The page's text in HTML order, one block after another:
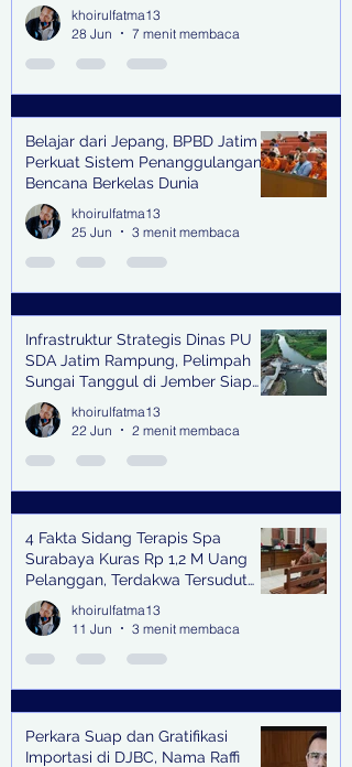
khoirulfatma13
28 Jun
7 menit membaca
Belajar dari Jepang, BPBD Jatim
Perkuat Sistem Penanggulangan
Bencana Berkelas Dunia
khoirulfatma13
25 Jun
3 menit membaca
Infrastruktur Strategis Dinas PU
SDA Jatim Rampung, Pelimpah
Sungai Tanggul di Jember Siap
Bangkitkan Swasembada Pangan
dan Pengendali Banjir
khoirulfatma13
22 Jun
2 menit membaca
4 Fakta Sidang Terapis Spa
Surabaya Kuras Rp 1,2 M Uang
Pelanggan, Terdakwa Tersudut
oleh Keterangan Saksi Kunci
khoirulfatma13
11 Jun
3 menit membaca
Perkara Suap dan Gratifikasi
Importasi di DJBC, Nama Raffi